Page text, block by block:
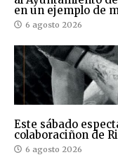
en un ejemplo de
6 agosto 2026
Este sábado
colaboraciñon de
6 agosto 2026